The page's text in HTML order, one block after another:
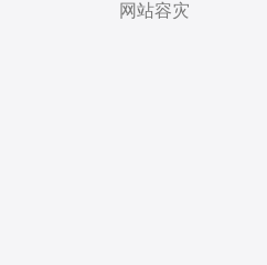
网站容灾